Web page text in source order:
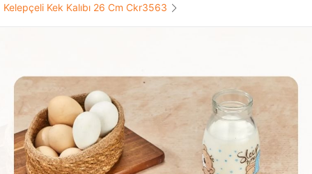
Kelepçeli Kek Kalıbı 26 Cm Ckr3563